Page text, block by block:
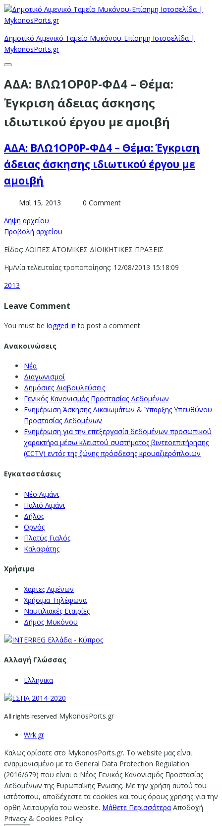
Δημοτικό Λιμενικό Ταμείο Μυκόνου-Επίσημη Ιστοσελίδα |
MykonosPorts.gr
ΑΔΑ: ΒΛΩ1ΟΡ0Ρ-ΦΔ4 – Θέμα:
Έγκριση άδειας άσκησης
ιδιωτικού έργου με αμοιβή
ΑΔΑ: ΒΛΩ1ΟΡ0Ρ-ΦΔ4 – Θέμα: Έγκριση
άδειας άσκησης ιδιωτικού έργου με
αμοιβή
Μαϊ 15, 2013
0 Comment
Λήψη αρχείου
Προβολή αρχείου
Είδος: ΛΟΙΠΕΣ ΑΤΟΜΙΚΕΣ ΔΙΟΙΚΗΤΙΚΕΣ ΠΡΑΞΕΙΣ
Ημ/νία τελευταίας τροποποίησης: 12/08/2013 15:18:09
2013
Leave Comment
You must be logged in to post a comment.
Ανακοινώσεις
Νέα
Διαγωνισμοί
Δημόσιες Διαβουλεύσεις
Γενικός Κανονισμός Προστασίας Δεδομένων
Ενημέρωση Άσκησης Δικαιωμάτων & Ύπαρξης Υπευθύνου
Προστασίας Δεδομένων
Ενημέρωση για την επεξεργασία δεδομένων προσωπικού
χαρακτήρα μέσω κλειστού συστήματος βιντεοεπιτήρησης
(CCTV) εντός της ζώνης πρόσδεσης κρουαζιερόπλοιων
Εγκαταστάσεις
Νέο Λιμάνι
Παλιό Λιμάνι
Δήλος
Ορνός
Πλατύς Γιαλός
Καλαφάτης
Χρήσιμα
Χάρτες Λιμένων
Χρήσιμα Τηλέφωνα
Ναυτιλιακές Εταιρίες
Δήμος Μυκόνου
Αλλαγή Γλώσσας
Ελληνικα
All rights reserved MykonosPorts.gr
Wrk.gr
Καλως ορίσατε στο MykonosPorts.gr. Το website μας είναι
εναρμονισμένο με το General Data Protection Regulation
(2016/679) που είναι ο Νέος Γενικός Κανονισμός Προστασίας
Δεδομένων της Ευρωπαϊκής Ένωσης. Με την χρήση αυτού του
ιστότοπου, αποδέχεστε τα cookies και τους όρους χρήσης για την
ορθή λειτουργία του website. Μάθετε Περισσότερα Αποδοχή
Privacy & Cookies Policy